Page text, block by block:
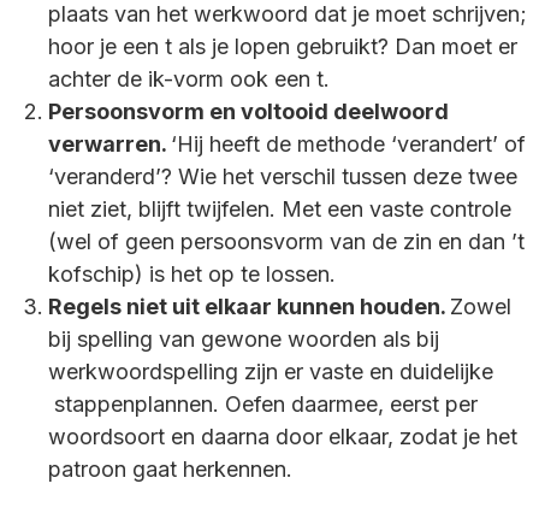
plaats van het werkwoord dat je moet schrijven;
hoor je een t als je lopen gebruikt? Dan moet er
achter de ik-vorm ook een t.
Persoonsvorm en voltooid deelwoord
verwarren. ‘Hij heeft de methode ‘verandert’ of
‘veranderd’? Wie het verschil tussen deze twee
niet ziet, blijft twijfelen. Met een vaste controle
(wel of geen persoonsvorm van de zin en dan ’t
kofschip) is het op te lossen.
Regels niet uit elkaar kunnen houden. Zowel
bij spelling van gewone woorden als bij
werkwoordspelling zijn er vaste en duidelijke
stappenplannen. Oefen daarmee, eerst per
woordsoort en daarna door elkaar, zodat je het
patroon gaat herkennen.